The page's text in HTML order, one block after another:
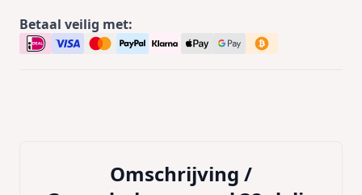
Betaal veilig met:
Omschrijving /